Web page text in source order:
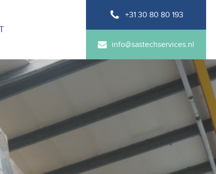
+31 30 80 80 193
info@sastechservices.nl